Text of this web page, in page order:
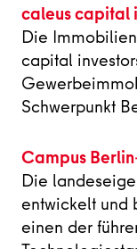
caleus capital
Die
capital
Schwerpunkt
Campus
Die
entwickelt und
einen der